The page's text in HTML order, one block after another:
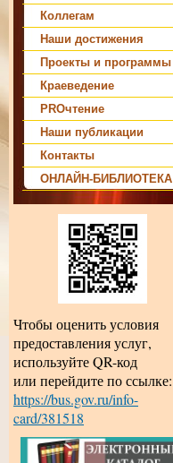
Коллегам
Наши достижения
Проекты и программы
Краеведение
PROчтение
Наши публикации
Контакты
ОНЛАЙН-БИБЛИОТЕКА
Чтобы оценить условия
предоставления услуг,
используйте QR-код
или перейдите по ссылке:
https://bus.gov.ru/info-
card/381518